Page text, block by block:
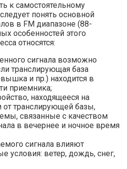
к самостоятельному
понять основной
в FM диапазоне (88-
особенностей этого
относятся:
сигнала возможно
транслирующая база
и пр.) находится в
приемника;
находящееся на
транслирующей базы,
связанные с качеством
в вечернее и ночное время
сигнала влияют
условия: ветер, дождь, снег,